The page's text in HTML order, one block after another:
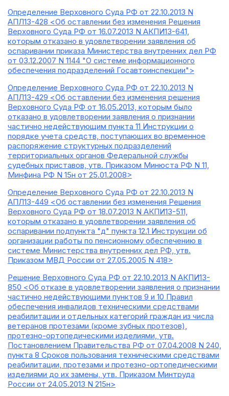
Определение Верховного Суда РФ от 22.10.2013 N
АПЛ13-428 <Об оставлении без изменения Решения
Верховного Суда РФ от 16.07.2013 N АКПИ13-641,
которым отказано в удовлетворении заявления об
оспаривании приказа Министерства внутренних дел РФ
от 03.12.2007 N 1144 "О системе информационного
обеспечения подразделений Госавтоинспекции">
Определение Верховного Суда РФ от 22.10.2013 N
АПЛ13-429 <Об оставлении без изменения решения
Верховного Суда РФ от 16.05.2013, которым было
отказано в удовлетворении заявления о признании
частично недействующим пункта 11 Инструкции о
порядке учета средств, поступающих во временное
распоряжение структурных подразделений
территориальных органов Федеральной службы
судебных приставов, утв. Приказом Минюста РФ N 11,
Минфина РФ N 15н от 25.01.2008>
Определение Верховного Суда РФ от 22.10.2013 N
АПЛ13-449 <Об оставлении без изменения Решения
Верховного Суда РФ от 18.07.2013 N АКПИ13-511,
которым отказано в удовлетворении заявления об
оспаривании подпункта "д" пункта 12.1 Инструкции об
организации работы по пенсионному обеспечению в
системе Министерства внутренних дел РФ, утв.
Приказом МВД России от 27.05.2005 N 418>
Решение Верховного Суда РФ от 22.10.2013 N АКПИ13-
850 <Об отказе в удовлетворении заявления о признании
частично недействующими пунктов 9 и 10 Правил
обеспечения инвалидов техническими средствами
реабилитации и отдельных категорий граждан из числа
ветеранов протезами (кроме зубных протезов),
протезно-ортопедическими изделиями, утв.
Постановлением Правительства РФ от 07.04.2008 N 240,
пункта 8 Сроков пользования техническими средствами
реабилитации, протезами и протезно-ортопедическими
изделиями до их замены, утв. Приказом Минтруда
России от 24.05.2013 N 215н>